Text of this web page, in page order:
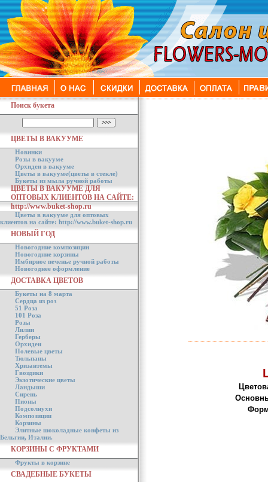
Поиск букета
ЦВЕТЫ В ВАКУУМЕ
Новинки
Розы в вакууме
Орхидеи в вакууме
Цветы в вакууме(цветы в стекле)
Букеты из мыла ручной работы
ЦВЕТЫ В ВАКУУМЕ ДЛЯ
ОПТОВЫХ КЛИЕНТОВ НА САЙТЕ:
http://www.buket-shop.ru
Цветы в вакууме для оптовых
клиентов на сайте: http://www.buket-shop.ru
НОВЫЙ ГОД
Новогодние композиции
Новогодние корзины
Имбирное печенье ручной работы
Новогоднее оформление
ДОСТАВКА ЦВЕТОВ
Букеты на 8 марта
Сердца из роз
51 Роза
101 Роза
Розы
Лилии
Герберы
Орхидеи
Полевые цветы
Тюльпаны
Хризантемы
Гвоздики
Экзотические цветы
Ландыши
Сирень
Пионы
Подсолнухи
Композиции
Корзины
Элитные шоколадные конфеты из
Бельгии, Италии.
КОРЗИНЫ С ФРУКТАМИ
Фрукты в корзине
СВАДЕБНЫЕ БУКЕТЫ